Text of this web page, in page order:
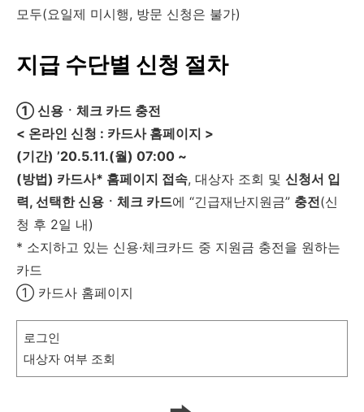
모두(요일제 미시행, 방문 신청은 불가)
지급 수단별 신청 절차
① 신용ㆍ체크 카드 충전
< 온라인 신청 : 카드사 홈페이지 >
(기간) ’20.5.11.(월) 07:00 ~
(방법) 카드사* 홈페이지 접속, 대상자 조회 및 신청서 입
력, 선택한 신용ㆍ체크 카드에 “긴급재난지원금” 충전(신
청 후 2일 내)
* 소지하고 있는 신용·체크카드 중 지원금 충전을 원하는
카드
① 카드사 홈페이지
로그인
대상자 여부 조회